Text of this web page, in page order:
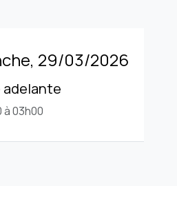
29/03/2026
adelante
à 03h00